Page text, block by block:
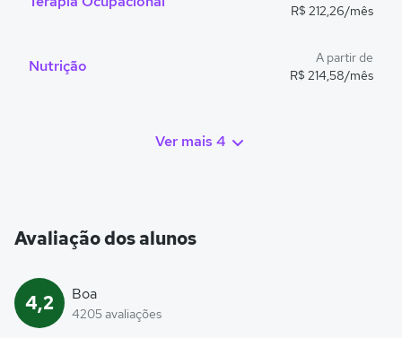
R$ 212,26/mês
Nutrição
A partir de
R$ 214,58/mês
Ver mais 4
Avaliação dos alunos
4,2 Boa
4205 avaliações